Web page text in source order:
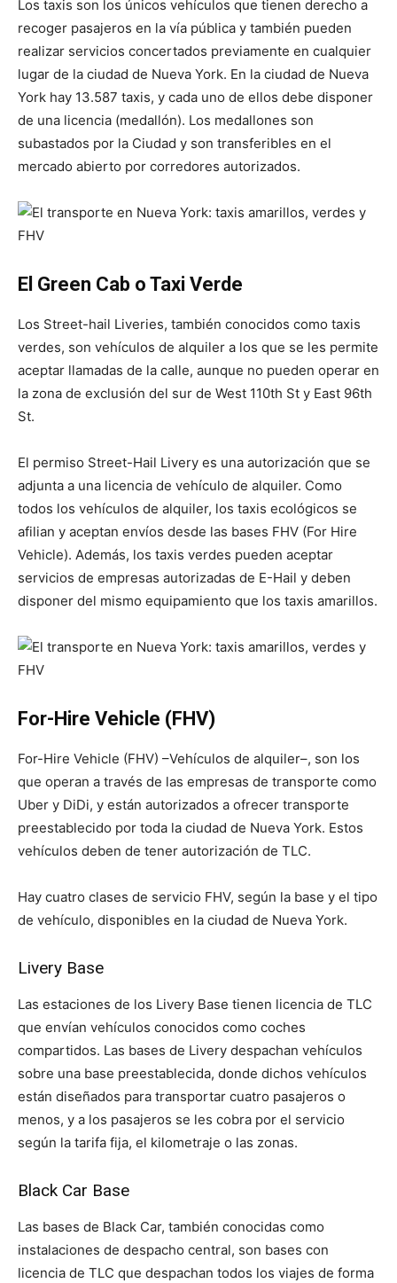
Los taxis son los únicos vehículos que tienen derecho a
recoger pasajeros en la vía pública y también pueden
realizar servicios concertados previamente en cualquier
lugar de la ciudad de Nueva York. En la ciudad de Nueva
York hay 13.587 taxis, y cada uno de ellos debe disponer
de una licencia (medallón). Los medallones son
subastados por la Ciudad y son transferibles en el
mercado abierto por corredores autorizados.
El Green Cab o Taxi Verde
Los Street-hail Liveries, también conocidos como taxis
verdes, son vehículos de alquiler a los que se les permite
aceptar llamadas de la calle, aunque no pueden operar en
la zona de exclusión del sur de West 110th St y East 96th
St.
El permiso Street-Hail Livery es una autorización que se
adjunta a una licencia de vehículo de alquiler. Como
todos los vehículos de alquiler, los taxis ecológicos se
afilian y aceptan envíos desde las bases FHV (For Hire
Vehicle). Además, los taxis verdes pueden aceptar
servicios de empresas autorizadas de E-Hail y deben
disponer del mismo equipamiento que los taxis amarillos.
For-Hire Vehicle (FHV)
For-Hire Vehicle (FHV) –Vehículos de alquiler–, son los
que operan a través de las empresas de transporte como
Uber y DiDi, y están autorizados a ofrecer transporte
preestablecido por toda la ciudad de Nueva York. Estos
vehículos deben de tener autorización de TLC.
Hay cuatro clases de servicio FHV, según la base y el tipo
de vehículo, disponibles en la ciudad de Nueva York.
Livery Base
Las estaciones de los Livery Base tienen licencia de TLC
que envían vehículos conocidos como coches
compartidos. Las bases de Livery despachan vehículos
sobre una base preestablecida, donde dichos vehículos
están diseñados para transportar cuatro pasajeros o
menos, y a los pasajeros se les cobra por el servicio
según la tarifa fija, el kilometraje o las zonas.
Black Car Base
Las bases de Black Car, también conocidas como
instalaciones de despacho central, son bases con
licencia de TLC que despachan todos los viajes de forma